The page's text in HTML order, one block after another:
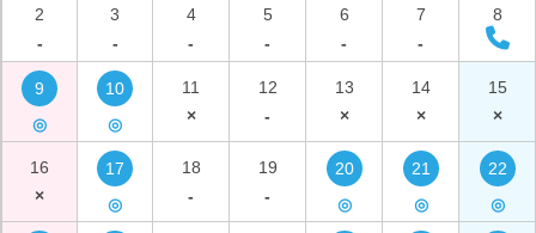
2
-
3
-
4
-
5
-
6
-
7
-
8
9
◎
10
◎
11
×
12
-
13
×
14
×
15
×
16
×
17
◎
18
-
19
-
20
◎
21
◎
22
◎